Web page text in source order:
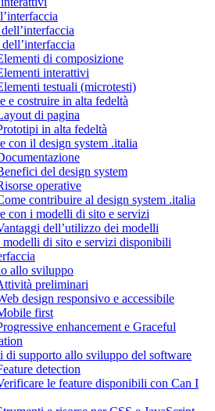
di composizione
interattivi
testuali (microtesti)
e costruire in alta fedeltà
di pagina
in alta fedeltà
con il design system .italia
del design system
operative
contribuire al design system .italia
con i modelli di sito e servizi
dell’utilizzo dei modelli
modelli di sito e servizi disponibili
allo sviluppo
preliminari
design responsivo e accessibile
first
enhancement e Graceful
di supporto allo sviluppo del software
detection
le feature disponibili con Can I